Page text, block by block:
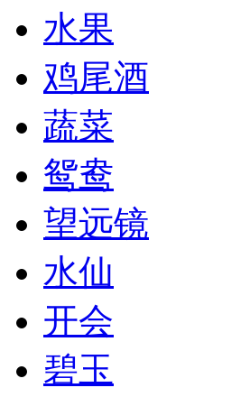
水果
鸡尾酒
蔬菜
鸳鸯
望远镜
水仙
开会
碧玉